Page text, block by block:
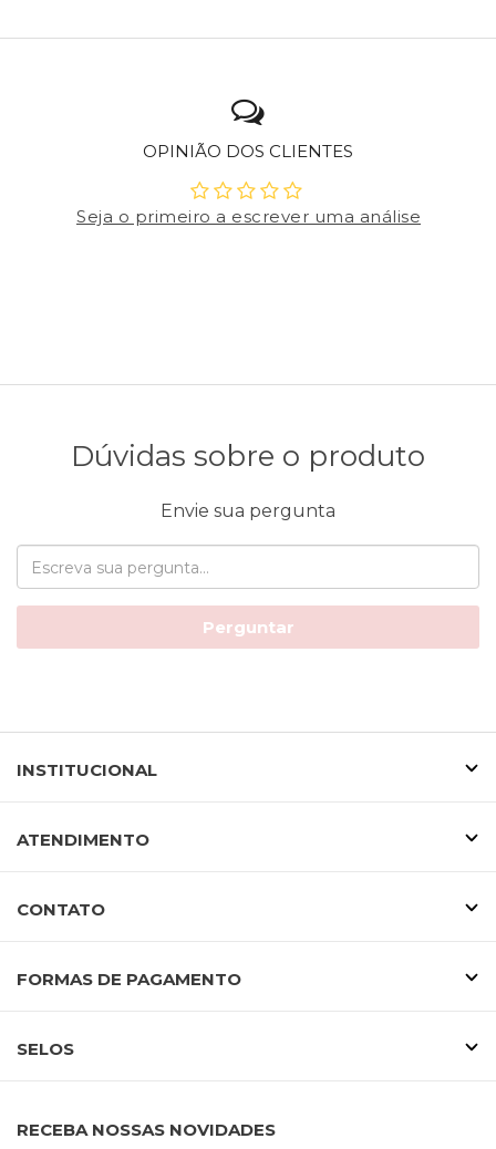
OPINIÃO DOS CLIENTES
Seja o primeiro a escrever uma análise
Dúvidas sobre o produto
Envie sua pergunta
Perguntar
INSTITUCIONAL
ATENDIMENTO
CONTATO
FORMAS DE PAGAMENTO
SELOS
RECEBA NOSSAS NOVIDADES